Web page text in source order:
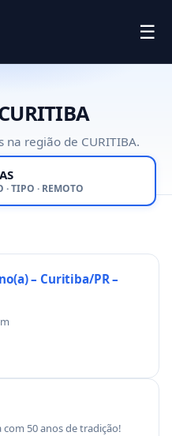
☰
região de CURITIBA.
· TIPO · REMOTO
– Curitiba/PR –
com 50 anos de tradição!